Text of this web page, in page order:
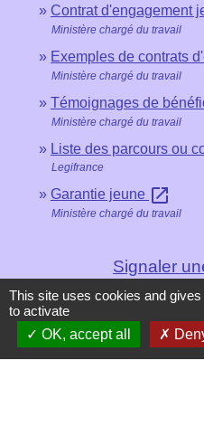
Contrat d'engagement
Ministère chargé du travail
Exemples de contrats
Ministère chargé du travail
Témoignages de
Ministère chargé du travail
Liste des parcours ou
Legifrance
Garantie jeune open_in_new
Ministère chargé du travail
Signaler
This site uses cookies and
to activate
OK, accept all